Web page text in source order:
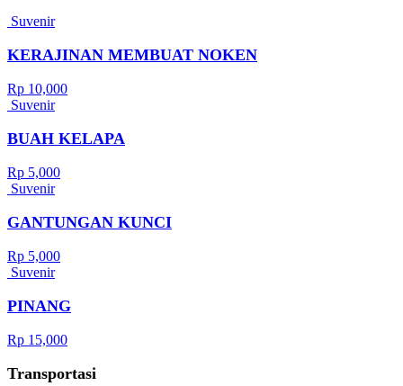
Suvenir
KERAJINAN MEMBUAT NOKEN
Rp 10,000
Suvenir
BUAH KELAPA
Rp 5,000
Suvenir
GANTUNGAN KUNCI
Rp 5,000
Suvenir
PINANG
Rp 15,000
Transportasi